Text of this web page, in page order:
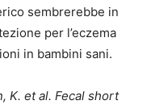
sembrerebbe in
per l’eczema
in bambini sani.
K. et al. Fecal short